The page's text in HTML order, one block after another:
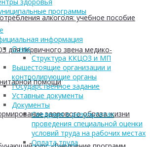
алкоголя: учебное пособие
для первичного звена медико-
помощи
здорового образа жизни
программы
информация
О нас
Структура ККЦОЗ и МП
Вышестоящие организации и
контролирующие органы
Государственное задание
Уставные документы
Документы
Сведения о результатах
проведения специальной оценки
условий труда на рабочих местах
Оплата труда